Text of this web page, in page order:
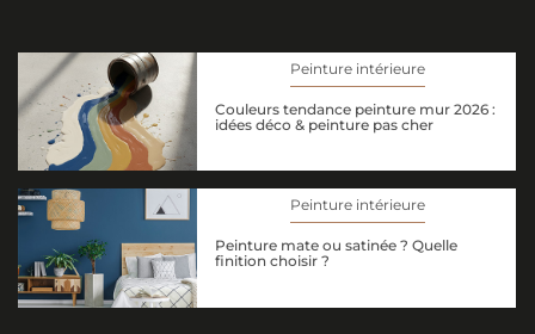
Peinture intérieure
Couleurs tendance peinture mur 2026 :
idées déco & peinture pas cher
Peinture intérieure
Peinture mate ou satinée ? Quelle
finition choisir ?